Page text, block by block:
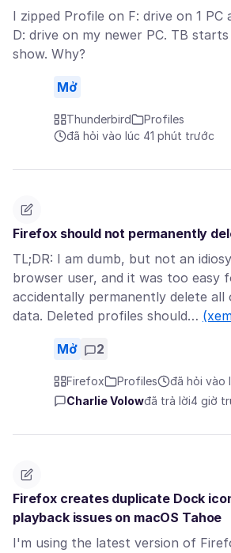
I zipped Profile on F: drive on 1 PC
D: drive on my newer PC. TB
show. Why?
Mở
Thunderbird
Profiles
đã hỏi vào lúc 41 phút trước
Firefox should not permanently
TL;DR: I am dumb, but not an
browser user, and it was too easy
accidentally permanently delete
data. Deleted profiles should…
Mở 2
Firefox Profiles
đã hỏi vào
Charlie Volowđã trả lời4 giờ
Firefox creates duplicate Dock
playback issues on macOS Tahoe
I'm using the latest version of